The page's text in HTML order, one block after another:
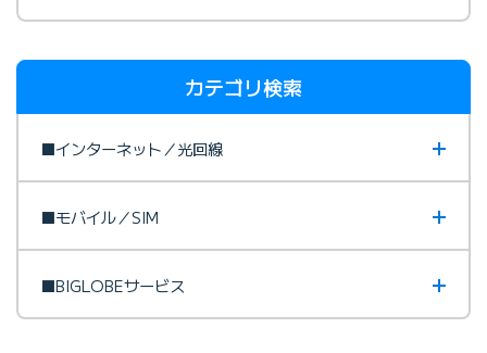
カテゴリ検索
■インターネット／光回線
■モバイル／SIM
■BIGLOBEサービス